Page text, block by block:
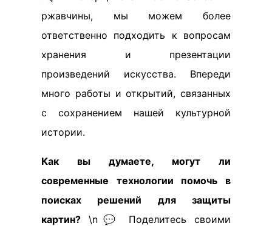
ржавчины, мы можем более
ответственно подходить к вопросам
хранения и презентации
произведений искусства. Впереди
много работы и открытий, связанных
с сохранением нашей культурной
истории.
Как вы думаете, могут ли
современные технологии помочь в
поисках решений для защиты
картин? \n💬 Поделитесь своими